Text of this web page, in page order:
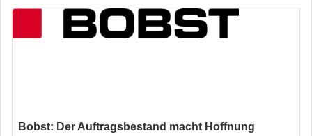
Bobst: Der Auftragsbestand macht Hoffnung